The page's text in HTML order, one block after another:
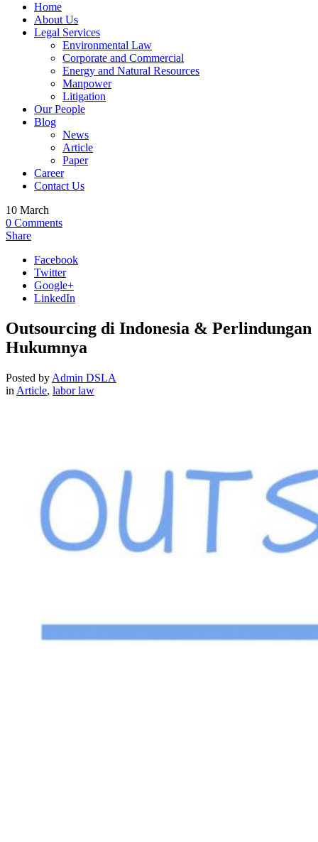
Home
About Us
Legal Services
Environmental Law
Corporate and Commercial
Energy and Natural Resources
Manpower
Litigation
Our People
Blog
News
Article
Paper
Career
Contact Us
10 March
0 Comments
Share
Facebook
Twitter
Google+
LinkedIn
Outsourcing di Indonesia & Perlindungan
Hukumnya
Posted by Admin DSLA
in Article, labor law